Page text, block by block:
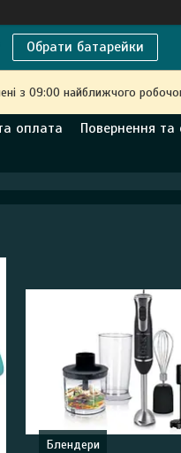
Обрати батарейки
з 09:00 найближчого
оплата
Повернення та
Блендери